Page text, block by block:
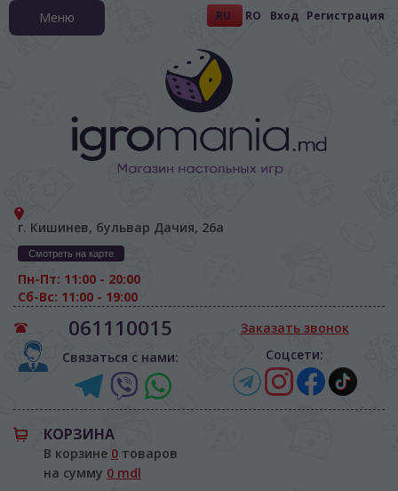
RU RO Вход Регистрация
г. Кишинев, бульвар Дачия, 26а
Смотреть на карте
Пн-Пт: 11:00 - 20:00
Сб-Вс: 11:00 - 19:00
061110015
Связаться с нами:
Заказать звонок
Соцсети:
КОРЗИНА
В корзине 0 товаров
на сумму 0 mdl
Меню